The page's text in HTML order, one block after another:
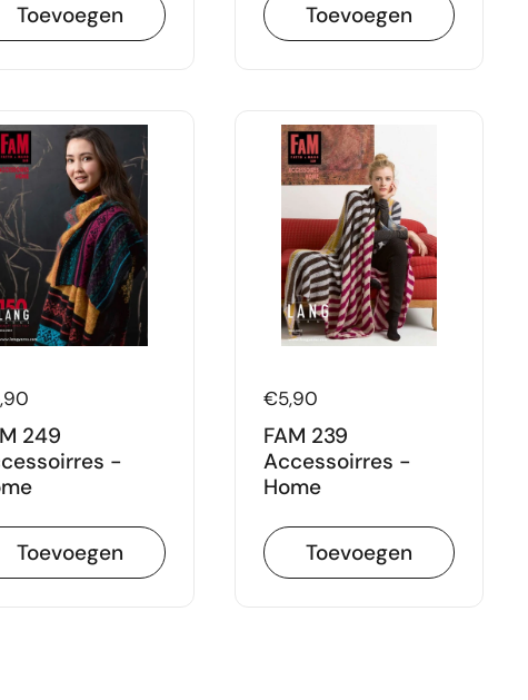
Toevoegen Toevoegen
249
-
Toevoegen
Prijs:
€5,90
FAM 239
Accessoirres -
Home
Toevoegen